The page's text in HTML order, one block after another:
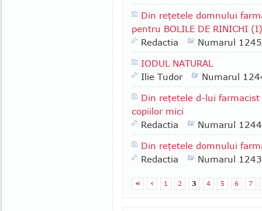
Din reţetele domnului
pentru BOLILE DE RINICHI (I)
Redactia
Numarul 1245
IODUL NATURAL
Ilie Tudor
Numarul
Din reţetele d-lui farmacist
copiilor mici
Redactia
Numarul 1244
Din reţetele domnului
Redactia
Numarul 1243
« ‹ 1 2 3 4 5 6 7